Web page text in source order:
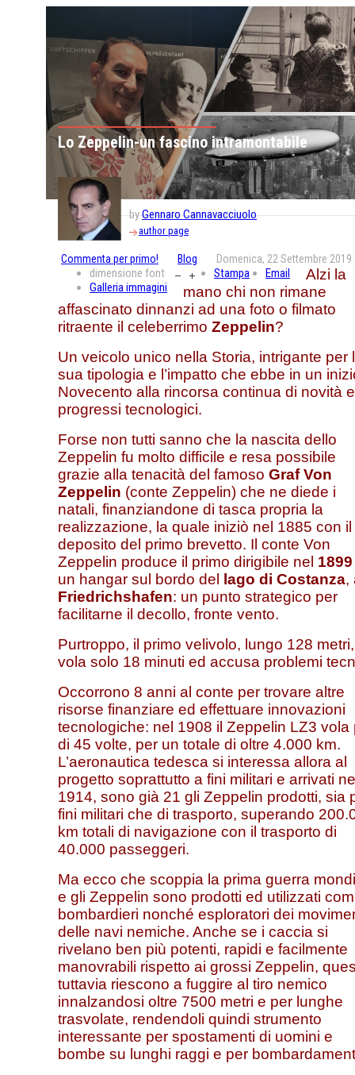
Lo Zeppelin-un fascino intramontabile
byGennaro Cannavacciuolo
author page
Commenta per primo! Blog Domenica, 22 Settembre 2019
dimensione font Stampa
Email
Galleria immagini
Alzi la
mano chi non rimane
affascinato dinnanzi ad una foto o filmato
ritraente il celeberrimo Zeppelin?
Un veicolo unico nella Storia, intrigante per
sua tipologia e l’impatto che ebbe in un
Novecento alla rincorsa continua di novità e
progressi tecnologici.
Forse non tutti sanno che la nascita dello
Zeppelin fu molto difficile e resa possibile
grazie alla tenacità del famoso Graf Von
Zeppelin (conte Zeppelin) che ne diede i
natali, finanziandone di tasca propria la
realizzazione, la quale iniziò nel 1885 con il
deposito del primo brevetto. Il conte Von
Zeppelin produce il primo dirigibile nel 1899
un hangar sul bordo del
lago di Costanza,
Friedrichshafen: un punto strategico per
facilitarne il decollo, fronte vento.
Purtroppo, il primo velivolo, lungo 128 metri,
vola solo 18 minuti ed accusa problemi
Occorrono 8 anni al conte per trovare altre
risorse finanziare ed effettuare innovazioni
tecnologiche: nel 1908 il Zeppelin LZ3 vola
di 45 volte, per un totale di oltre 4.000 km.
L’aeronautica tedesca si interessa allora al
progetto soprattutto a fini militari e arrivati
1914, sono già 21 gli Zeppelin prodotti, sia
fini militari che di trasporto, superando
km totali di navigazione con il trasporto di
40.000 passeggeri.
Ma ecco che scoppia la prima guerra
e gli Zeppelin sono prodotti ed utilizzati
bombardieri nonché esploratori dei
delle navi nemiche. Anche se i caccia si
rivelano ben più potenti, rapidi e facilmente
manovrabili rispetto ai grossi Zeppelin,
tuttavia riescono a fuggire al tiro nemico
innalzandosi oltre 7500 metri e per lunghe
trasvolate, rendendoli quindi strumento
interessante per spostamenti di uomini e
bombe su lunghi raggi e per